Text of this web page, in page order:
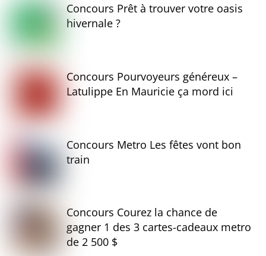
Concours Prêt à trouver votre oasis
hivernale ?
Concours Pourvoyeurs généreux –
Latulippe En Mauricie ça mord ici
Concours Metro Les fêtes vont bon
train
Concours Courez la chance de
gagner 1 des 3 cartes-cadeaux metro
de 2 500 $